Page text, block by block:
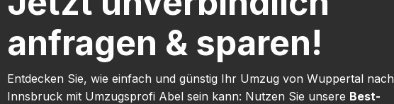
anfragen & sparen!
Entdecken Sie, wie einfach und günstig Ihr Umzug von Wuppertal nach
Innsbruck mit Umzugsprofi Abel sein kann: Nutzen Sie unsere Best-